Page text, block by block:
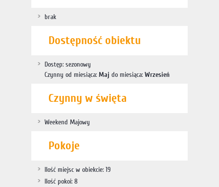
brak
Dostępność obiektu
Dostęp: sezonowy
Czynny od miesiąca: Maj do miesiąca: Wrzesień
Czynny w święta
Weekend Majowy
Pokoje
Ilość miejsc w obiekcie: 19
Ilość pokoi: 8